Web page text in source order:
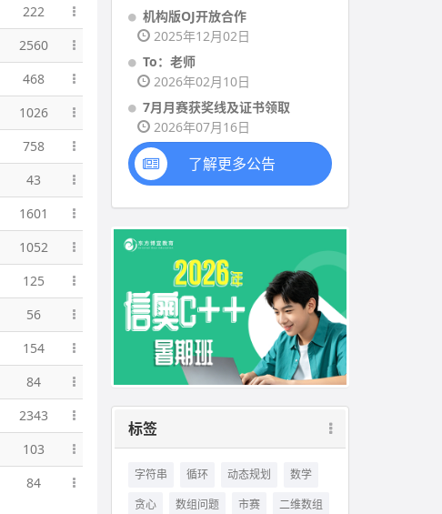
222
2560
468
1026
758
43
1601
1052
125
56
154
84
2343
103
84
机构版OJ开放合作
2025年12月02日
To：老师
2026年02月10日
7月月赛获奖线及证书领取
2026年07月16日
了解更多公告
标签
字符串 循环 动态规划
数学
贪心
数组问题 市赛 二维数组